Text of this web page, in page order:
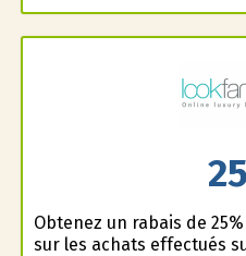
Obtenez un rabais de
sur les achats effectués